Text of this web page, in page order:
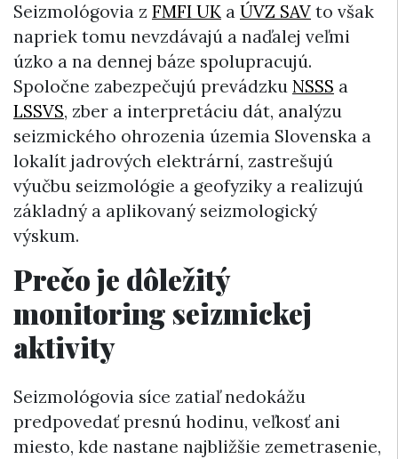
Seizmológovia z FMFI UK a ÚVZ SAV to však
napriek tomu nevzdávajú a naďalej veľmi
úzko a na dennej báze spolupracujú.
Spoločne zabezpečujú prevádzku NSSS a
LSSVS, zber a interpretáciu dát, analýzu
seizmického ohrozenia územia Slovenska a
lokalít jadrových elektrární, zastrešujú
výučbu seizmológie a geofyziky a realizujú
základný a aplikovaný seizmologický
výskum.
Prečo je dôležitý
monitoring seizmickej
aktivity
Seizmológovia síce zatiaľ nedokážu
predpovedať presnú hodinu, veľkosť ani
miesto, kde nastane najbližšie zemetrasenie,